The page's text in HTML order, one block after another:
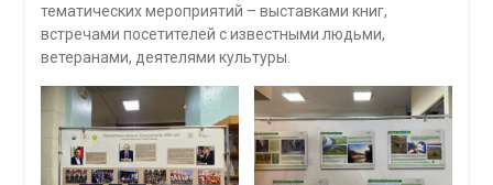
тематических мероприятий – выставками книг,
встречами посетителей с известными людьми,
ветеранами, деятелями культуры.